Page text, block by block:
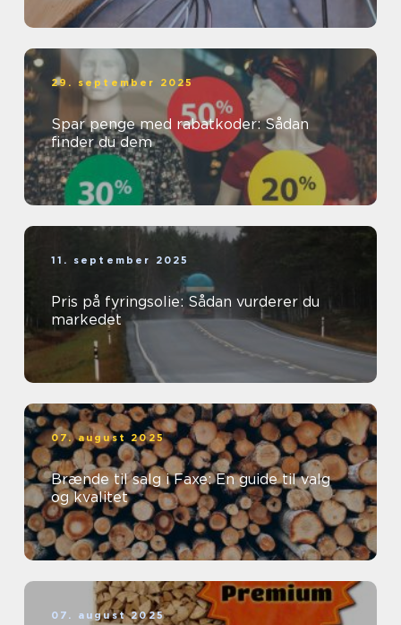
29. september 2025
Spar penge med rabatkoder: Sådan
finder du dem
11. september 2025
Pris på fyringsolie: Sådan vurderer du
markedet
07. august 2025
Brænde til salg i Faxe: En guide til valg
og kvalitet
07. august 2025